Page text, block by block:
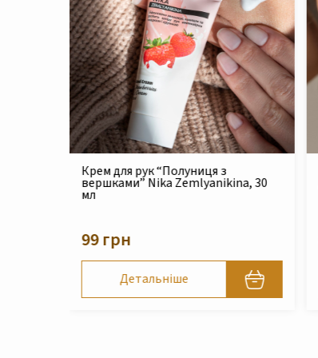
Крем реконструюючий живильний
для обличчя Nika Zemlyanikina, 30
мл
820 грн
Детальніше